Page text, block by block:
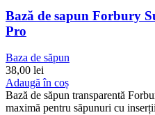
Bază de sapun Forbury
Pro
Baza de săpun
38,00 lei
Adaugă în coș
Bază de săpun transparentă
maximă pentru săpunuri cu